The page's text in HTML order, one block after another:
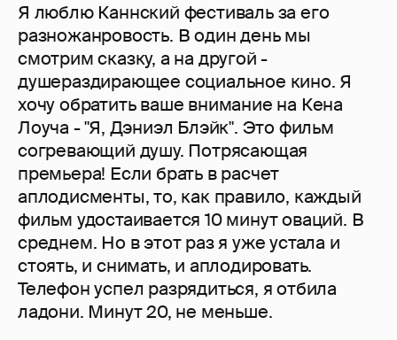
Я люблю Каннский фестиваль за его
разножанровость. В один день мы
смотрим сказку, а на другой -
душераздирающее социальное кино. Я
хочу обратить ваше внимание на Кена
Лоуча - "Я, Дэниэл Блэйк". Это фильм
согревающий душу. Потрясающая
премьера! Если брать в расчет
аплодисменты, то, как правило, каждый
фильм удостаивается 10 минут оваций. В
среднем. Но в этот раз я уже устала и
стоять, и снимать, и аплодировать.
Телефон успел разрядиться, я отбила
ладони. Минут 20, не меньше.